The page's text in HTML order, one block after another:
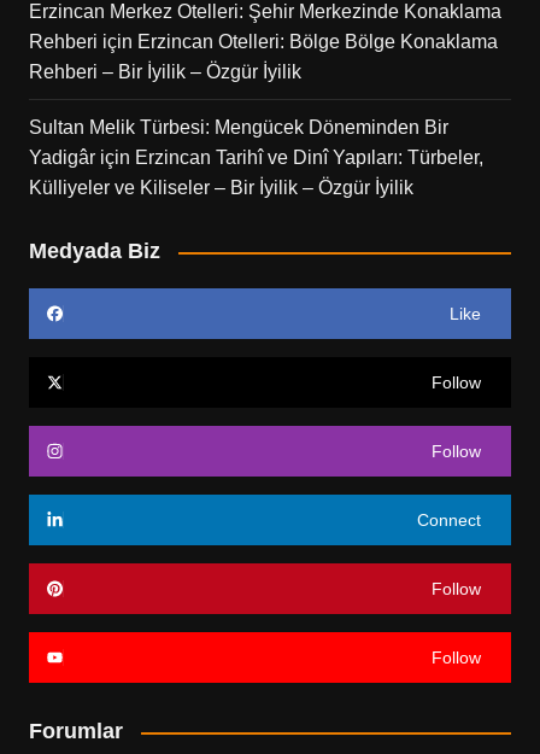
Erzincan Merkez Otelleri: Şehir Merkezinde Konaklama
Rehberi için Erzincan Otelleri: Bölge Bölge Konaklama
Rehberi – Bir İyilik – Özgür İyilik
Sultan Melik Türbesi: Mengücek Döneminden Bir
Yadigâriçin Erzincan Tarihî ve Dinî Yapıları: Türbeler,
Külliyeler ve Kiliseler – Bir İyilik – Özgür İyilik
Medyada Biz
Like
Follow
Follow
Connect
Follow
Follow
Forumlar